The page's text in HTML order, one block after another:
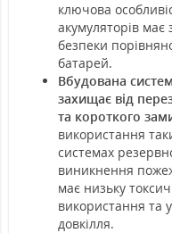
ключова
акумуляторів має
безпеки
батарей.
Вбудована
захищає від
та короткого
використання
системах
виникнення
має низьку
використання та
довкілля.